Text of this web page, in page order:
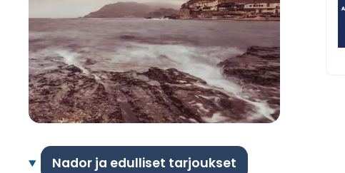
Nador ja edulliset tarjoukset